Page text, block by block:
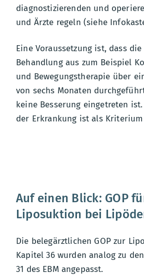
diagnostizierenden und
und Ärzte regeln (siehe
Eine Voraussetzung ist, dass
Behandlung aus zum Beispiel
und Bewegungstherapie über
von sechs Monaten
keine Besserung eingetreten
der Erkrankung ist als
Auf einen Blick: GOP
Liposuktion bei
Die belegärztlichen GOP zur
Kapitel 36 wurden analog zu
31 des EBM angepasst.